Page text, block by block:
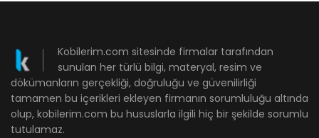
Kobilerim.com sitesinde firmalar tarafından
sunulan her türlü bilgi, materyal, resim ve
dökümanların gerçekliği, doğruluğu ve güvenilirliği
tamamen bu içerikleri ekleyen firmanın sorumluluğu altında
olup, kobilerim.com bu hususlarla ilgili hiç bir şekilde sorumlu
tutulamaz.